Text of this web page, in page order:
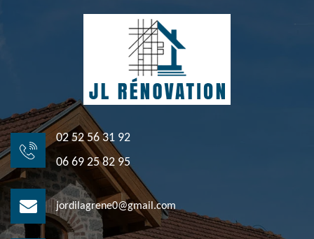
02 52 56 31 92
06 69 25 82 95
jordilagrene0@gmail.com